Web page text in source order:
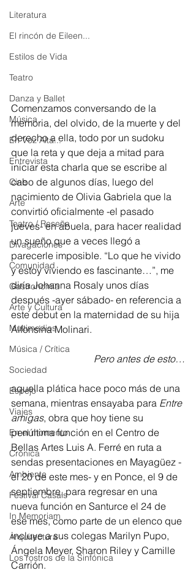
Literatura
El rincón de Eileen...
Estilos de Vida
Teatro
Danza y Ballet
Música
En Voz Alta...
Entrevista
Cine
Arte
Teatro / Reseña
Divagaciones
Comunidad
Gastronomía
Arte y Cultura
Multimedios
Música / Crítica
Sociedad
Espejo
Viajes
En el momento
Crónica
Ambiente
Festival Casals
In Memoriam
Arquitectura
Los rostros de la Sinfónica
Comenzamos conversando de la
memoria, del olvido, de la muerte y del
derecho a ella, todo por un sudoku
que la reta y que deja a mitad para
iniciar esta charla que se escribe al
cabo de algunos días, luego del
nacimiento de Olivia Gabriela que la
convirtió oficialmente -el pasado
jueves- en abuela, para hacer realidad
un sueño que a veces llegó a
parecerle imposible. “Lo que he vivido
y estoy viviendo es fascinante…”, me
diría Johanna Rosaly unos días
después -ayer sábado- en referencia a
este debut en la maternidad de su hija
Alfonsina Molinari.
Pero antes de esto…
aquella plática hace poco más de una
semana, mientras ensayaba para Entre
amigas, obra que hoy tiene su
penúltima función en el Centro de
Bellas Artes Luis A. Ferré en ruta a
sendas presentaciones en Mayagüez -
el 20 de este mes- y en Ponce, el 9 de
septiembre, para regresar en una
nueva función en Santurce el 24 de
ese mes, como parte de un elenco que
incluye a sus colegas Marilyn Pupo,
Ángela Meyer, Sharon Riley y Camille
Carrión.